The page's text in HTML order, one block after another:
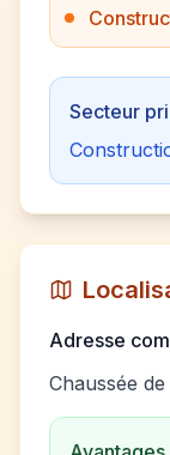
Secteur
Adresse
Chaussée